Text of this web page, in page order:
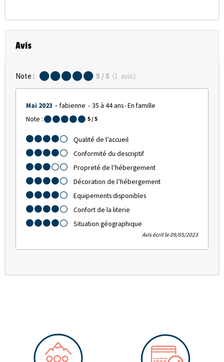
Avis
Note : 5 / 5 (1 avis)
Mai 2023 fabienne 35 à 44 ans En famille
Note :
5/ 5
Qualité de l’accueil
Conformité du descriptif
Propreté de l’hébergement
Décoration de l’hébergement
Equipements disponibles
Confort de la literie
Situation géographique
Avis écrit le 09/05/2023